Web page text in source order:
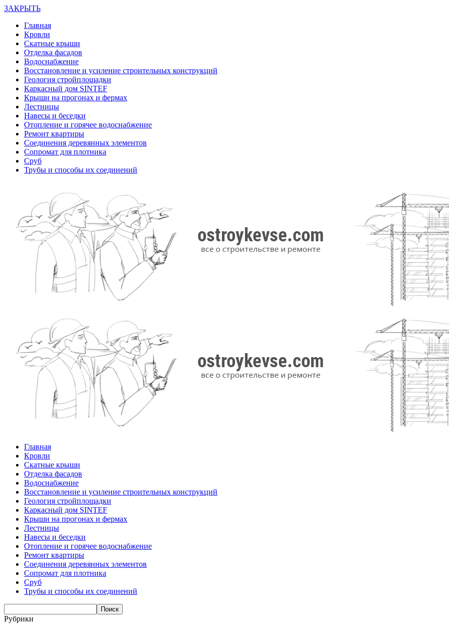
ЗАКРЫТЬ
Главная
Кровли
Скатные крыши
Отделка фасадов
Водоснабжение
Восстановление и усиление строительных конструкций
Геология стройплощадки
Каркасный дом SINTEF
Крыши на прогонах и фермах
Лестницы
Навесы и беседки
Отопление и горячее водоснабжение
Ремонт квартиры
Соединения деревянных элементов
Сопромат для плотника
Сруб
Трубы и способы их соединений
Главная
Кровли
Скатные крыши
Отделка фасадов
Водоснабжение
Восстановление и усиление строительных конструкций
Геология стройплощадки
Каркасный дом SINTEF
Крыши на прогонах и фермах
Лестницы
Навесы и беседки
Отопление и горячее водоснабжение
Ремонт квартиры
Соединения деревянных элементов
Сопромат для плотника
Сруб
Трубы и способы их соединений
Рубрики